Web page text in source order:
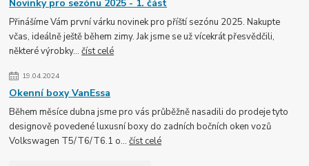
Novinky pro sezónu 2025 - 1. část
Přinášíme Vám první várku novinek pro příští sezónu 2025. Nakupte
včas, ideálně ještě během zimy. Jak jsme se už vícekrát přesvědčili,
některé výrobky...číst celé
19.04.2024
Okenní boxy VanEssa
Během měsíce dubna jsme pro vás průběžně nasadili do prodeje tyto
designově povedené luxusní boxy do zadních bočních oken vozů
Volkswagen T5/T6/T6.1 o...číst celé